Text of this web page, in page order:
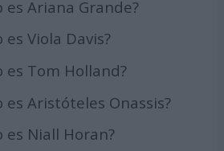
es Ariana Grande?
es Viola Davis?
es Tom Holland?
es Aristóteles Onassis?
es Niall Horan?